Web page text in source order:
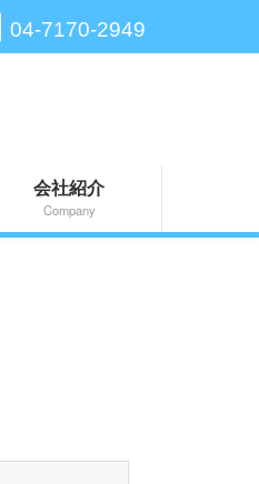
04-7170-2949
会社紹介
Company